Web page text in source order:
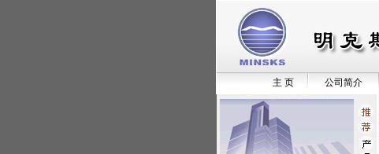
主 页 公司简介